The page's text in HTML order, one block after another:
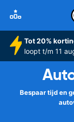
Tot 20%
loopt t/m 11
Bespaar tijd en